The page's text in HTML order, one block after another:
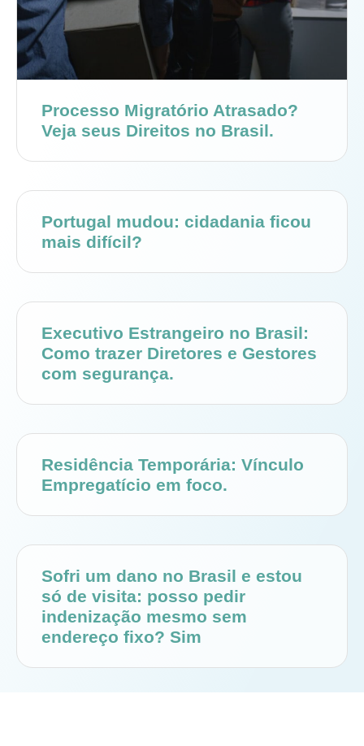
Processo Migratório Atrasado?
Veja seus Direitos no Brasil.
Portugal mudou: cidadania ficou
mais difícil?
Executivo Estrangeiro no Brasil:
Como trazer Diretores e Gestores
com segurança.
Residência Temporária: Vínculo
Empregatício em foco.
Sofri um dano no Brasil e estou
só de visita: posso pedir
indenização mesmo sem
endereço fixo? Sim